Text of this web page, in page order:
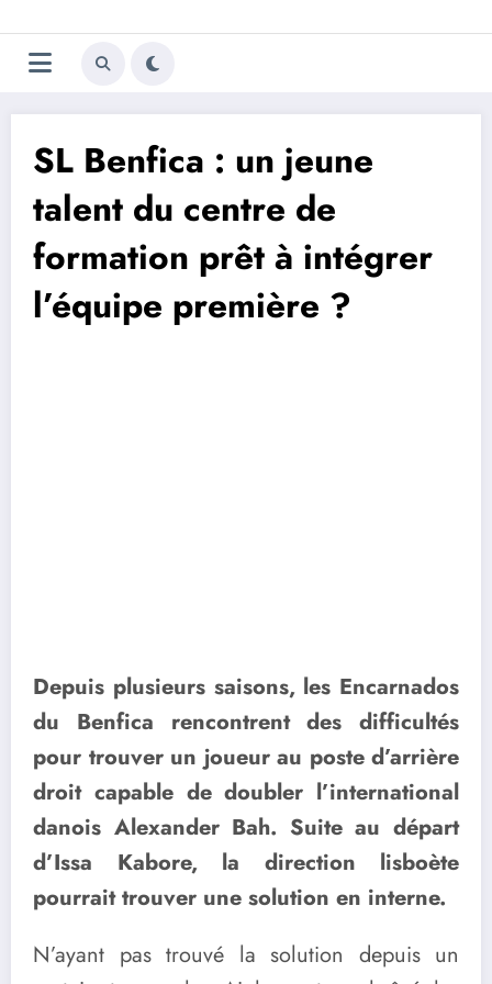
au
contenu
Trivela
L'actualité du football
SL Benfica : un jeune
talent du centre de
formation prêt à intégrer
l’équipe première ?
Depuis plusieurs saisons, les Encarnados
du Benfica rencontrent des difficultés
pour trouver un joueur au poste d’arrière
droit capable de doubler l’international
danois Alexander Bah. Suite au départ
d’Issa Kabore, la direction lisboète
pourrait trouver une solution en interne.
N’ayant pas trouvé la solution depuis un